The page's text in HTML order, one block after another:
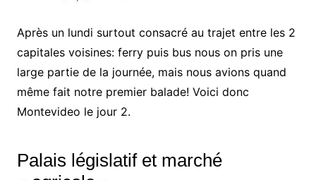
Après un lundi surtout consacré au trajet entre les 2
capitales voisines: ferry puis bus nous on pris une
large partie de la journée, mais nous avions quand
même fait notre premier balade! Voici donc
Montevideo le jour 2.
Palais législatif et marché